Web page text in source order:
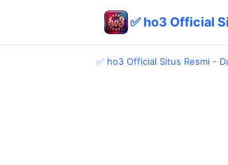
✅ ho3 Official
✅ ho3 Official Situs Resmi -